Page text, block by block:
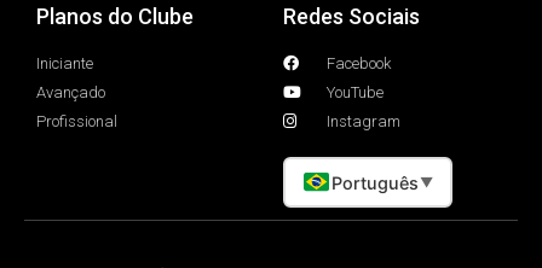
Planos do Clube
Iniciante
Avançado
Profissional
Redes Sociais
Facebook
YouTube
Instagram
Português ▼